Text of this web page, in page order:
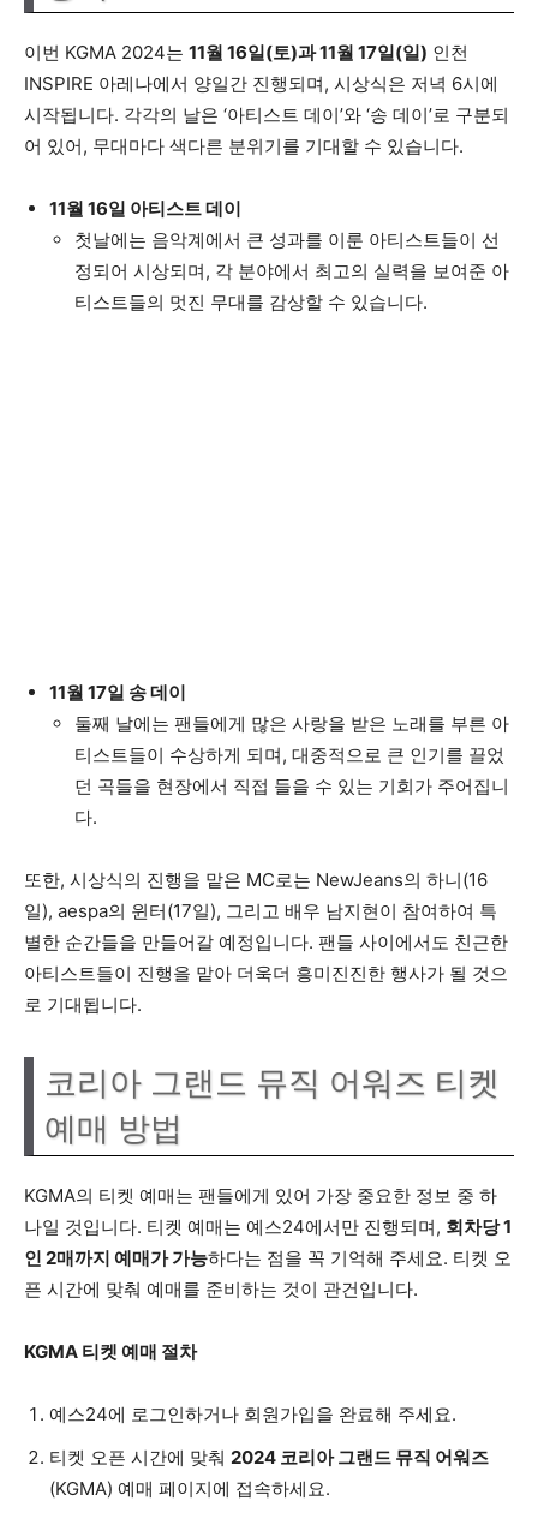
이번 KGMA 2024는 11월 16일(토)과 11월 17일(일) 인천
INSPIRE 아레나에서 양일간 진행되며, 시상식은 저녁 6시에
시작됩니다. 각각의 날은 ‘아티스트 데이’와 ‘송 데이’로 구분되
어 있어, 무대마다 색다른 분위기를 기대할 수 있습니다.
11월 16일 아티스트 데이
첫날에는 음악계에서 큰 성과를 이룬 아티스트들이 선
정되어 시상되며, 각 분야에서 최고의 실력을 보여준 아
티스트들의 멋진 무대를 감상할 수 있습니다.
11월 17일 송 데이
둘째 날에는 팬들에게 많은 사랑을 받은 노래를 부른 아
티스트들이 수상하게 되며, 대중적으로 큰 인기를 끌었
던 곡들을 현장에서 직접 들을 수 있는 기회가 주어집니
다.
또한, 시상식의 진행을 맡은 MC로는 NewJeans의 하니(16
일), aespa의 윈터(17일), 그리고 배우 남지현이 참여하여 특
별한 순간들을 만들어갈 예정입니다. 팬들 사이에서도 친근한
아티스트들이 진행을 맡아 더욱더 흥미진진한 행사가 될 것으
로 기대됩니다.
코리아 그랜드 뮤직 어워즈 티켓
예매 방법
KGMA의 티켓 예매는 팬들에게 있어 가장 중요한 정보 중 하
나일 것입니다. 티켓 예매는 예스24에서만 진행되며, 회차당 1
인 2매까지 예매가 가능하다는 점을 꼭 기억해 주세요. 티켓 오
픈 시간에 맞춰 예매를 준비하는 것이 관건입니다.
KGMA 티켓 예매 절차
예스24에 로그인하거나 회원가입을 완료해 주세요.
티켓 오픈 시간에 맞춰 2024 코리아 그랜드 뮤직 어워즈
(KGMA) 예매 페이지에 접속하세요.